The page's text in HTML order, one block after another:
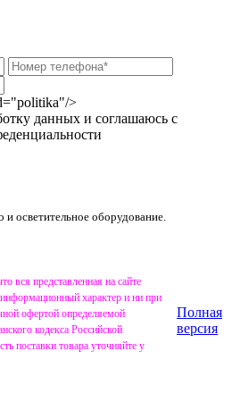
>
данных и соглашаюсь с
осветительное оборудование.
вся представленная на сайте
характер и ни при
офертой определяемой
кодекса Российской
поставки товара уточняйте у
Полная
версия